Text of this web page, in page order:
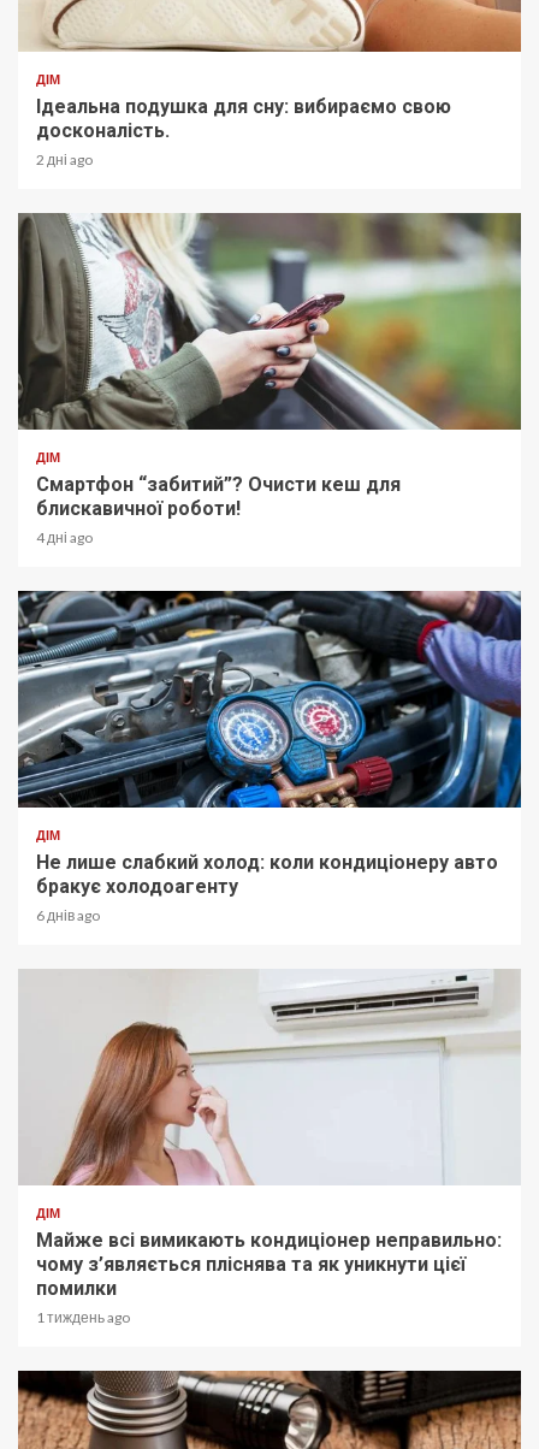
ДІМ
Ідеальна подушка для сну: вибираємо свою
досконалість.
2 дні ago
ДІМ
Смартфон “забитий”? Очисти кеш для
блискавичної роботи!
4 дні ago
ДІМ
Не лише слабкий холод: коли кондиціонеру авто
бракує холодоагенту
6 днів ago
ДІМ
Майже всі вимикають кондиціонер неправильно:
чому з’являється пліснява та як уникнути цієї
помилки
1 тиждень ago